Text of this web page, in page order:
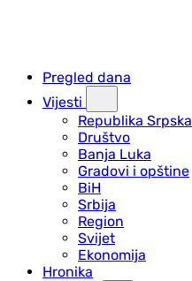
Pregled dana
Vijesti
Republika Srpska
Društvo
Banja Luka
Gradovi i opštine
BiH
Srbija
Region
Svijet
Ekonomija
Hronika